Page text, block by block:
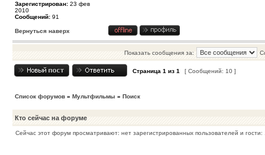
Зарегистрирован: 23 фев
2010
Сообщений: 91
Вернуться наверх
Показать сообщения за:
Страница 1 из 1 [ Сообщений: 10 ]
Список форумов » Мультфильмы » Поиск
Кто сейчас на форуме
Сейчас этот форум просматривают: нет зарегистрированных пользователей и гости: